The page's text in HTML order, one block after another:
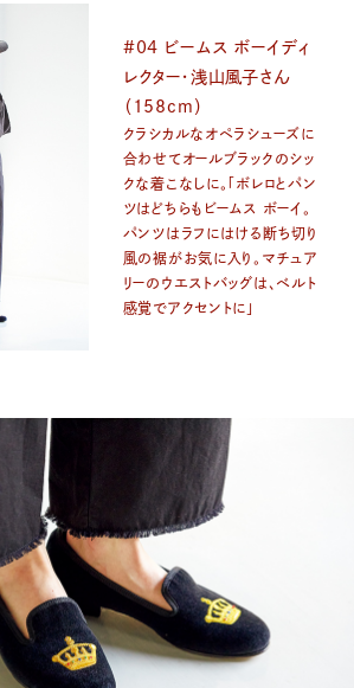
#04 ビームス ボーイディ
レクター・浅山風子さん
（158cm）
クラシカルなオペラシューズに
合わせてオールブラックのシッ
クな着こなしに。「ボレロとパン
ツはどちらもビームス ボーイ。
パンツはラフにはける断ち切り
風の裾がお気に入り。マチュア
リーのウエストバッグは、ベルト
感覚でアクセントに」